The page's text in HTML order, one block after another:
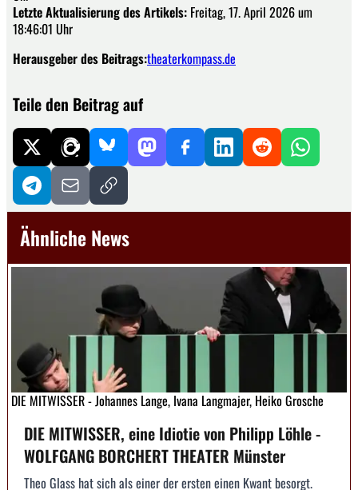
Letzte Aktualisierung des Artikels: Freitag, 17. April 2026 um
18:46:01 Uhr
Herausgeber des Beitrags:theaterkompass.de
Teile den Beitrag auf
Ähnliche News
DIE MITWISSER - Johannes Lange, Ivana Langmajer, Heiko Grosche
DIE MITWISSER, eine Idiotie von Philipp Löhle -
WOLFGANG BORCHERT THEATER Münster
Theo Glass hat sich als einer der ersten einen Kwant besorgt.